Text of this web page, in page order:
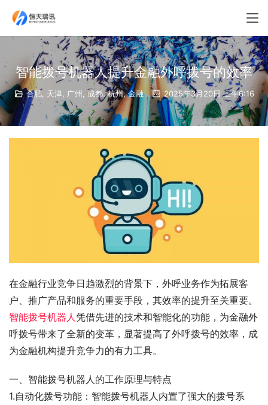
智能拨号机器人提升金融外呼拨号的效率
合肥, 天津, 广州 ,成都,杭州,金融 2025年3月20日 上午6:16
在金融行业竞争日趋激烈的背景下，外呼业务作为拓展客
户、推广产品和服务的重要手段，其效率的提升至关重要。
智能拨号机器人凭借先进的技术和智能化的功能，为金融外
呼拨号带来了全新的变革，显著提高了外呼拨号的效率，成
为金融机构提升竞争力的有力工具。
一、智能拨号机器人的工作原理与特点
1.自动化拨号功能：智能拨号机器人内置了强大的拨号系